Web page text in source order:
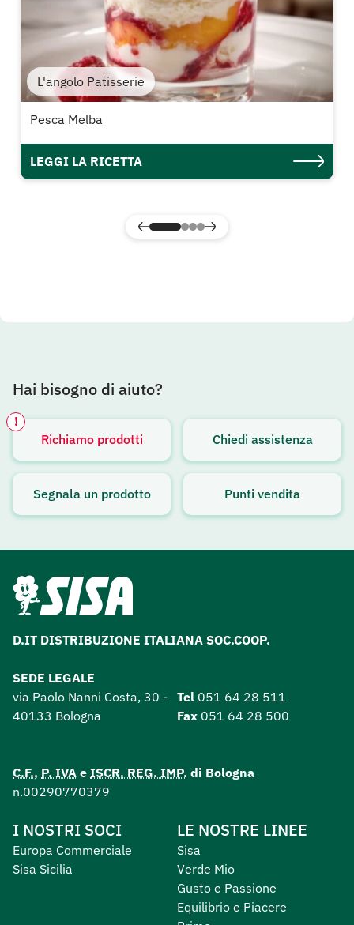
L'angolo Patisserie
Pesca Melba
LEGGI LA RICETTA
Hai bisogno di aiuto?
Richiamo prodotti
!
Avviso attivo
Chiedi assistenza
Segnala un prodotto Punti vendita
D.IT DISTRIBUZIONE ITALIANA SOC.COOP.
SEDE LEGALE
via Paolo Nanni Costa, 30 -
40133 Bologna
Tel 051 64 28 511
Fax 051 64 28 500
C.F., P. IVA e ISCR. REG. IMP. di Bologna
n.00290770379
I NOSTRI SOCI
Europa Commerciale
Sisa Sicilia
LE NOSTRE LINEE
Sisa
Verde Mio
Gusto e Passione
Equilibrio e Piacere